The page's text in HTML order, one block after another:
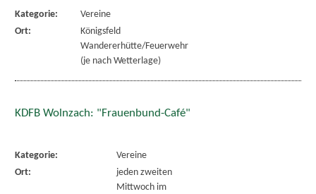
Kategorie:
Vereine
Ort:
Königsfeld
Wandererhütte/Feuerwehr
(je nach Wetterlage)
KDFB Wolnzach: "Frauenbund-Café"
Kategorie:
Vereine
Ort:
jeden zweiten
Mittwoch im